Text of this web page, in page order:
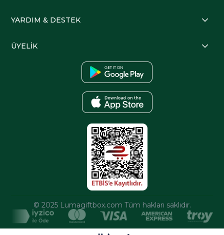
YARDIM & DESTEK
ÜYELİK
© 2025 Lumagiftbox.com Tüm hakları saklıdır.